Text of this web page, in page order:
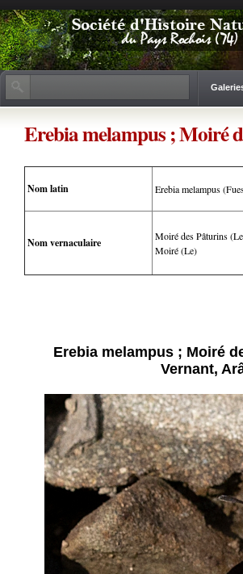
Erebia melampus ; Moiré
Nom latin Erebia melampus
Nom vernaculaire
Moiré des Pâturins
Moiré (Le)
Erebia melampus ; Moiré
Vernant,